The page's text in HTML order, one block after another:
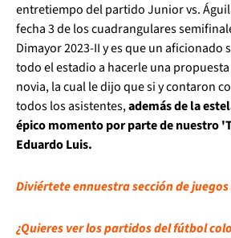
entretiempo del partido Junior vs.
fecha 3 de los cuadrangulares
Dimayor 2023-II y es que un aficionado
todo el estadio a hacerle una
novia, la cual le dijo que si y contaron
todos los asistentes,además de la
épico momento por parte de nuestro
Eduardo Luis.
Diviértete ennuestra sección de
¿Quieres ver los partidos del fútbol